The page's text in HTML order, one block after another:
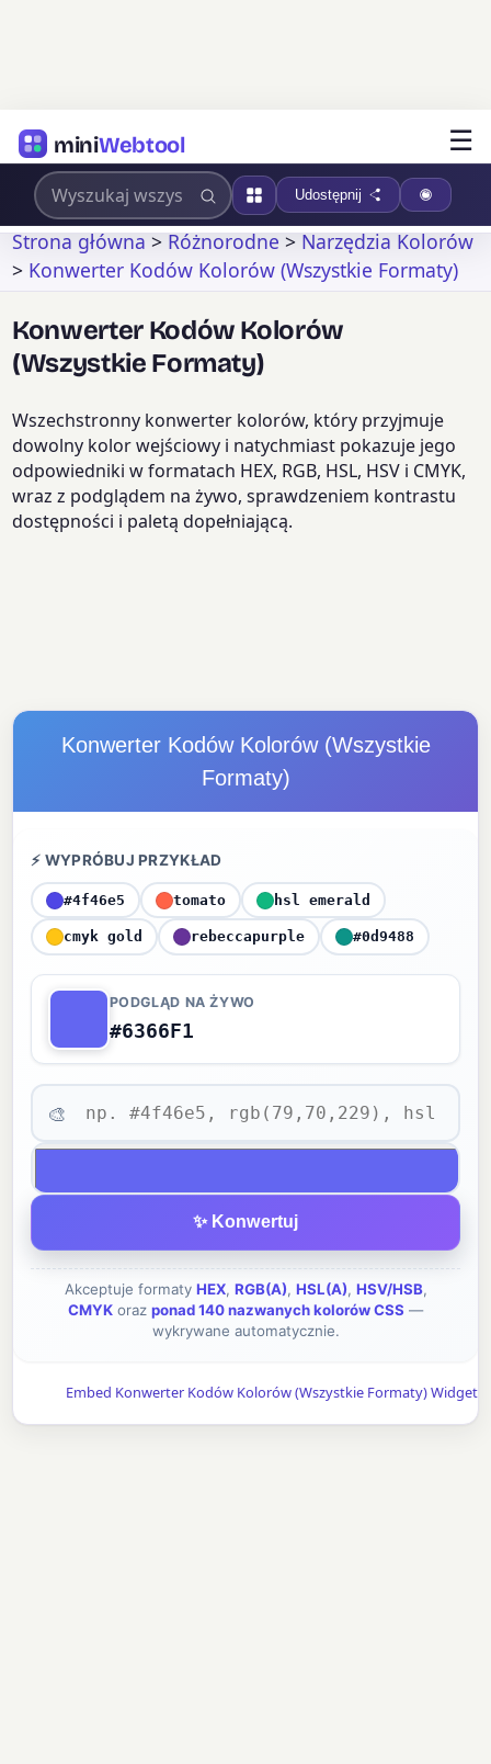
miniWebtool ☰
Udostępnij
Strona główna>Różnorodne>Narzędzia Kolorów
> Konwerter Kodów Kolorów (Wszystkie Formaty)
Konwerter Kodów Kolorów
(Wszystkie Formaty)
Wszechstronny konwerter kolorów, który przyjmuje
dowolny kolor wejściowy i natychmiast pokazuje jego
odpowiedniki w formatach HEX, RGB, HSL, HSV i CMYK,
wraz z podglądem na żywo, sprawdzeniem kontrastu
dostępności i paletą dopełniającą.
Konwerter Kodów Kolorów (Wszystkie
Formaty)
⚡ WYPRÓBUJ PRZYKŁAD
#4f46e5 tomato hsl emerald
cmyk gold rebeccapurple #0d9488
PODGLĄD NA ŻYWO
#6366F1
🎨
✨ Konwertuj
Akceptuje formaty HEX, RGB(A), HSL(A), HSV/HSB,
CMYK oraz ponad 140 nazwanych kolorów CSS —
wykrywane automatycznie.
Embed Konwerter Kodów Kolorów (Wszystkie Formaty) Widget